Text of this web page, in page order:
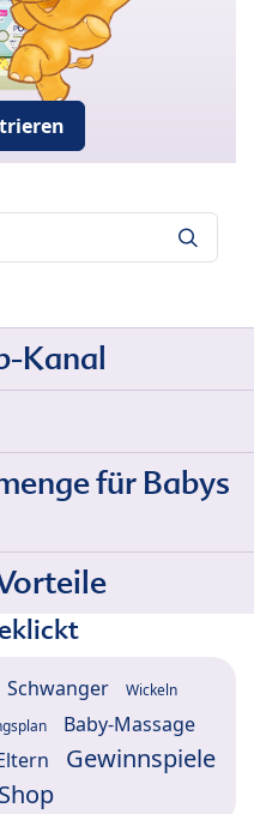
Kanal
für Babys
Schwanger Wickeln
Baby-Massage
Gewinnspiele